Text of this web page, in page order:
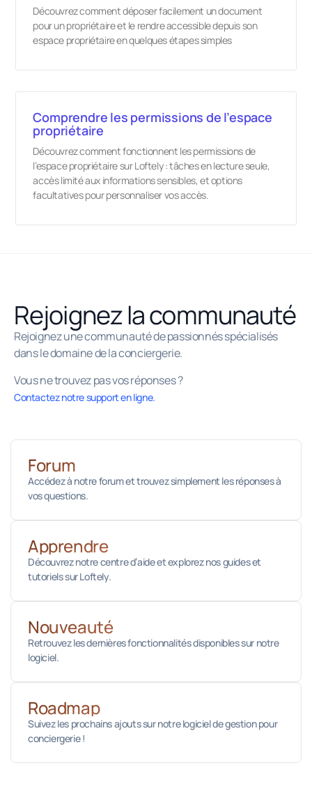
Découvrez comment déposer facilement un document
pour un propriétaire et le rendre accessible depuis son
espace propriétaire en quelques étapes simples
Comprendre les permissions de l’espace
propriétaire
Découvrez comment fonctionnent les permissions de
l’espace propriétaire sur Loftely : tâches en lecture seule,
accès limité aux informations sensibles, et options
facultatives pour personnaliser vos accès.
Rejoignez la communauté
Rejoignez une communauté de passionnés spécialisés
dans le domaine de la conciergerie.
Vous ne trouvez pas vos réponses ?
Contactez notre support en ligne.
Forum
Accédez à notre forum et trouvez simplement les réponses à
vos questions.
Apprendre
Découvrez notre centre d’aide et explorez nos guides et
tutoriels sur Loftely.
Nouveauté
Retrouvez les dernières fonctionnalités disponibles sur notre
logiciel.
Roadmap
Suivez les prochains ajouts sur notre logiciel de gestion pour
conciergerie !